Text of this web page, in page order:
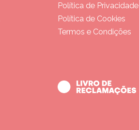
Política de Privacidade
Política de Cookies
Termos e Condições